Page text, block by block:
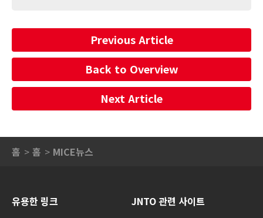
Previous Article
Back to Overview
Next Article
홈 홈 MICE뉴스
유용한 링크 JNTO 관련 사이트